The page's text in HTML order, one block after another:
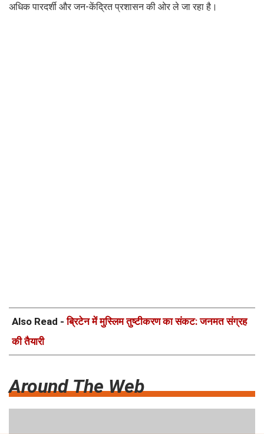
अधिक पारदर्शी और जन-केंद्रित प्रशासन की ओर ले जा रहा है।
Also Read -ब्रिटेन में मुस्लिम तुष्टीकरण का संकट: जनमत संग्रह
की तैयारी
Around The Web